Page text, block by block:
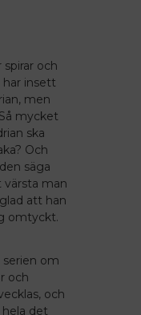
spirar och
har insett
men
mycket
ska
Och
säga
man
att han
omtyckt.
om
och
och
det